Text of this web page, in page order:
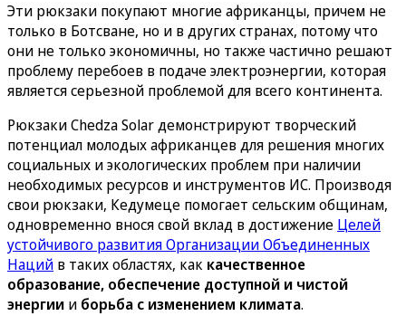
Эти рюкзаки покупают многие африканцы, причем не
только в Ботсване, но и в других странах, потому что
они не только экономичны, но также частично решают
проблему перебоев в подаче электроэнергии, которая
является серьезной проблемой для всего континента.
Рюкзаки Chedza Solar демонстрируют творческий
потенциал молодых африканцев для решения многих
социальных и экологических проблем при наличии
необходимых ресурсов и инструментов ИС. Производя
свои рюкзаки, Кедумеце помогает сельским общинам,
одновременно внося свой вклад в достижение Целей
устойчивого развития Организации Объединенных
Наций в таких областях, как качественное
образование, обеспечение доступной и чистой
энергии и борьба с изменением климата.